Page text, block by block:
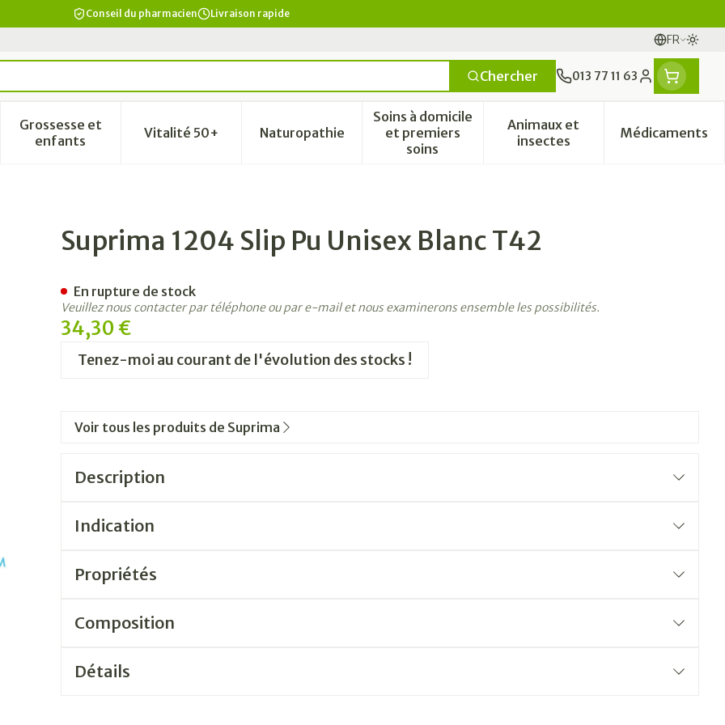
Conseil du pharmacien Livraison rapide
FR
Langues
Chercher 013 77 11 63
Menu client
Beauté, soins et hygiène
sous-menu pour la catégorie Régime, alimentation & vitamines
Grossesse et
enfantsAfficher le sous-menu pour la catégorie Grossesse et enfants
Vitalité 50+Afficher le sous-menu pour la catégorie Vitalité 50+
NaturopathieAfficher le sous-menu pour la catégorie Naturopathie
Soins à domicile
et premiers
soins
Afficher le sous-menu pour la catégorie Soins à
Animaux et
insectesAfficher le sous-menu pour
Médicaments
Afficher
Blanc T42
Suprima 1204 Slip Pu Unisex Blanc T42
34,30 €
Tenez-moi au courant de l'évolution des stocks !
En rupture de stock
Veuillez nous contacter par téléphone ou par e-mail et nous examinerons ensemble les possibilités.
Voir tous les produits de Suprima
Description
Indication
Propriétés
Composition
Détails